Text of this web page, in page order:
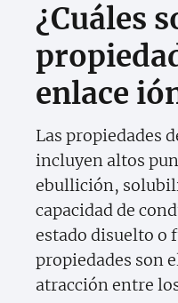
¿Cuáles
enlace
Las propiedades
incluyen altos
ebullición,
capacidad de
estado disuelto o
propiedades son
atracción entre